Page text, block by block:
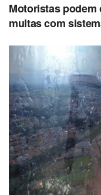
Motoristas podem
multas com